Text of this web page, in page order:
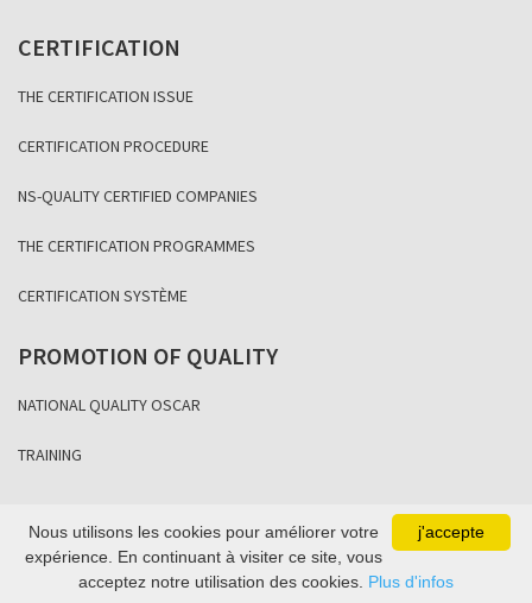
CERTIFICATION
THE CERTIFICATION ISSUE
CERTIFICATION PROCEDURE
NS-QUALITY CERTIFIED COMPANIES
THE CERTIFICATION PROGRAMMES
CERTIFICATION SYSTÈME
PROMOTION OF QUALITY
NATIONAL QUALITY OSCAR
TRAINING
Copyright Association Sénégalaise de Normalisation 2021
j'accepte
Nous utilisons les cookies pour améliorer votre
expérience. En continuant à visiter ce site, vous
acceptez notre utilisation des cookies. Plus d'infos